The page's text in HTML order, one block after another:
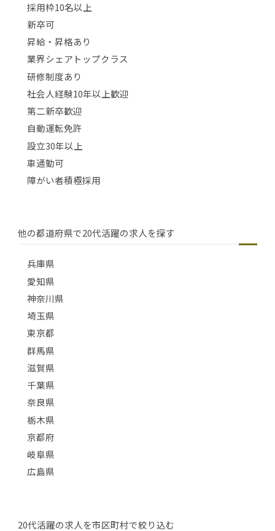
採用枠10名以上
新卒可
昇給・昇格あり
業界シェアトップクラス
研修制度あり
社会人経験10年以上歓迎
第二新卒歓迎
自動運転免許
設立30年以上
車通勤可
障がい者積極採用
他の都道府県で20代活躍の求人を探す
兵庫県
愛知県
神奈川県
埼玉県
東京都
群馬県
滋賀県
千葉県
奈良県
栃木県
京都府
岐阜県
広島県
20代活躍の求人を市区町村で絞り込む